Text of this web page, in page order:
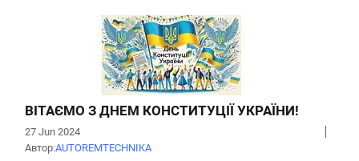
ВІТАЄМО З ДНЕМ КОНСТИТУЦІЇ УКРАЇНИ!
27 Jun 2024
Автор:АUTOREMTECHNIKA